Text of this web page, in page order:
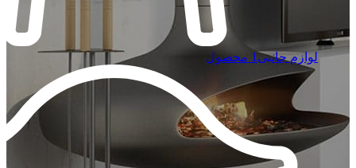
لوازم جانبی1 محصول